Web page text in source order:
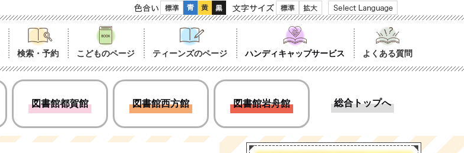
色合い 文字サイズ
検索・予約 こどものページ ティーンズのページ ハンディキャップサービス よくある質問
図書館都賀館 図書館西方館 図書館岩舟館 総合トップへ